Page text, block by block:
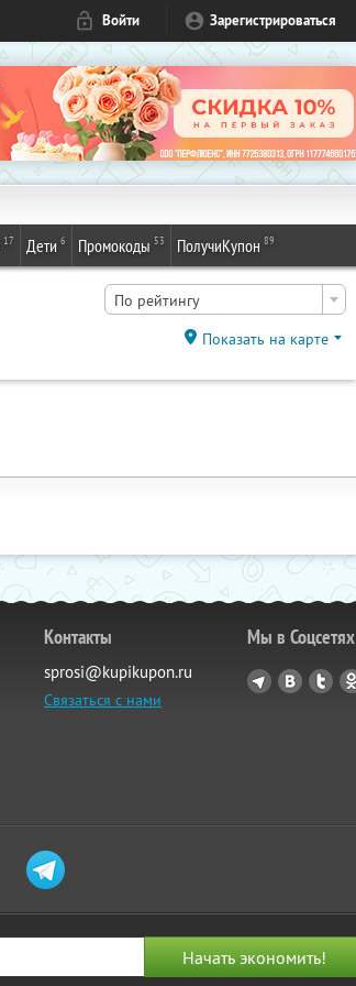
Войти Зарегистрироваться
17 Дети 6 Промокоды 53 ПолучиКупон 89
По рейтингу
Показать на карте
Контакты
sprosi@kupikupon.ru
Связаться с нами
Мы в Соцсетях